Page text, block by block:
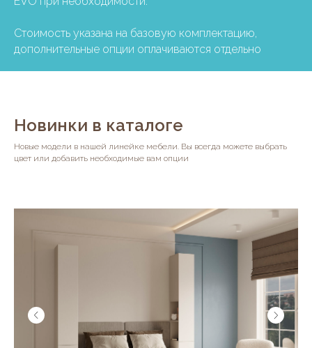
Стоимость указана на базовую комплектацию,
дополнительные опции оплачиваются отдельно
Новинки в каталоге
Новые модели в нашей линейке мебели. Вы всегда можете выбрать
цвет или добавить необходимые вам опции